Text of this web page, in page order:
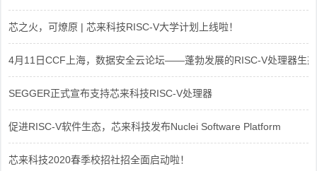
芯之火，可燎原 | 芯来科技RISC-V大学计划上线啦！
4月11日CCF上海，数据安全云论坛——蓬勃发展的RISC-V处理器生态
SEGGER正式宣布支持芯来科技RISC-V处理器
促进RISC-V软件生态，芯来科技发布Nuclei Software Platform
芯来科技2020春季校招社招全面启动啦！